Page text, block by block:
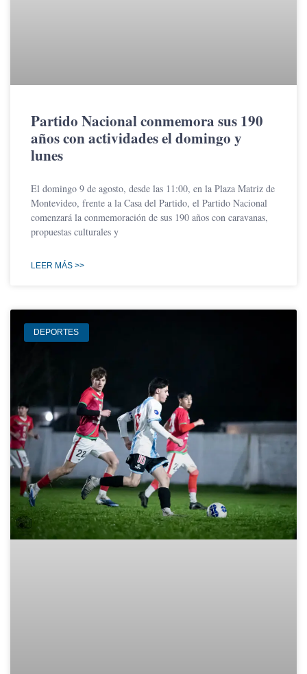
Partido Nacional conmemora sus 190
años con actividades el domingo y
lunes
El domingo 9 de agosto, desde las 11:00, en la Plaza Matriz de
Montevideo, frente a la Casa del Partido, el Partido Nacional
comenzará la conmemoración de sus 190 años con caravanas,
propuestas culturales y
LEER MÁS >>
DEPORTES